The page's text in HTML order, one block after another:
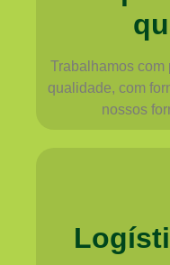
Trabalhamos com
qualidade, com
nossos